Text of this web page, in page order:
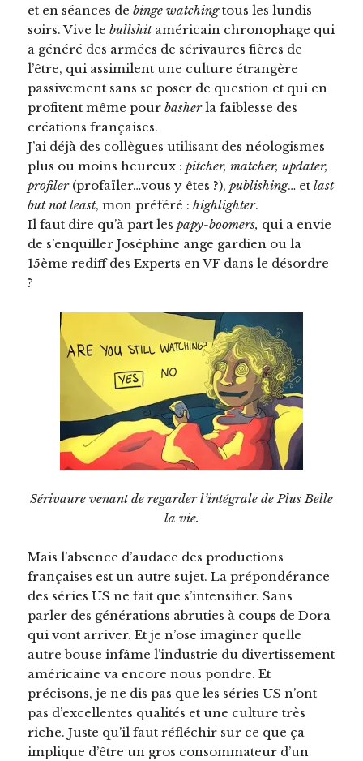
et en séances debinge watchingtous les lundis
soirs. Vive lebullshitaméricain chronophage qui
a généré des armées de sérivaures fières de
l’être, qui assimilent une culture étrangère
passivement sans se poser de question et qui en
profitent même pourbasherla faiblesse des
créations françaises.
J’ai déjà des collègues utilisant des néologismes
plus ou moins heureux :pitcher, matcher, updater,
profiler(profaïler…vous y êtes ?),publishing… etlast
but not least, mon préféré :highlighter.
Il faut dire qu’à part les papy-boomers, qui a envie
de s’enquiller Joséphine ange gardien ou la
15ème rediff des Experts en VF dans le désordre
?
Sérivaure venant de regarder l’intégrale de Plus Belle
la vie.
Mais l’absence d’audace des productions
françaises est un autre sujet. La prépondérance
des séries US ne fait que s’intensifier. Sans
parler des générations abruties à coups de Dora
qui vont arriver. Et je n’ose imaginer quelle
autre bouse infâme l’industrie du divertissement
américaine va encore nous pondre. Et
précisons, je ne dis pas que les séries US n’ont
pas d’excellentes qualités et une culture très
riche. Juste qu’il faut réfléchir sur ce que ça
implique d’être un gros consommateur d’un